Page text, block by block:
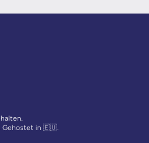
Gehostet in 🇪🇺.